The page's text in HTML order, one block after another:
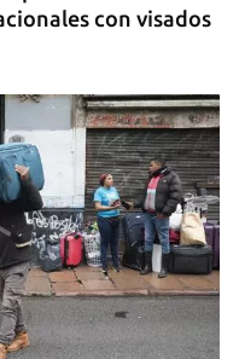
con visados